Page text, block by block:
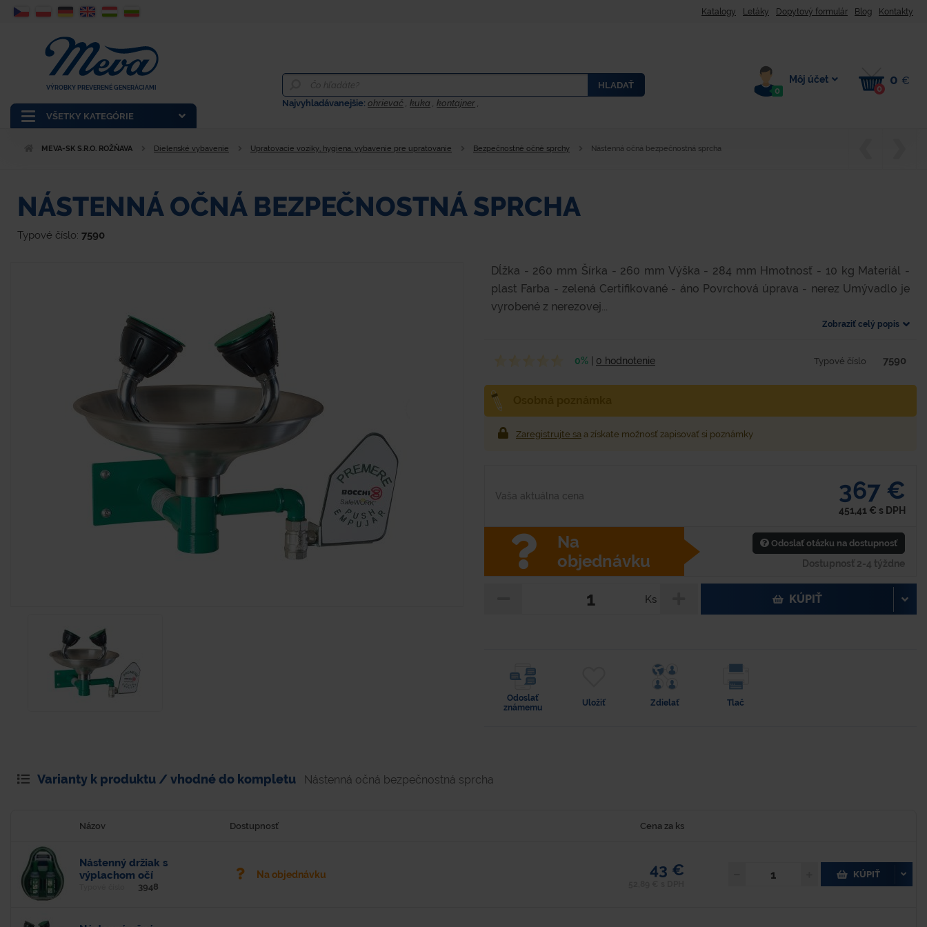
Katalogy Letáky Dopytový formulár Blog Kontakty
VŠETKY KATEGÓRIE
VÝROBKY PREVERENÉ GENERÁCIAMI
HLADAŤ
Najvyhladávanejšie:ohrievač ,kuka ,kontajner ,
0
Môj účet
0
0 €
MEVA-SK S.R.O. ROŽŇAVA Dielenské vybavenie Upratovacie vozíky, hygiena, vybavenie pre upratovanie Bezpečnostné očné sprchy Nástenná očná bezpečnostná sprcha
NÁSTENNÁ OČNÁ BEZPEČNOSTNÁ SPRCHA
Typové číslo: 7590
Dĺžka - 260 mm Šírka - 260 mm Výška - 284 mm Hmotnosť - 10 kg Materiál -
plast Farba - zelená Certifikované - áno Povrchová úprava - nerez Umývadlo je
vyrobené z nerezovej...
Zobraziť celý popis
0% 0 hodnotenie Typové číslo 7590
Zaregistrujte sa a získate možnosť zapisovať si poznámky
Vaša aktuálna cena 367 €
451,41 € s DPH
Na
objednávku
Odoslať otázku na dostupnosť
Dostupnosť 2-4 týždne
Ks KÚPIŤ
Odoslať
známemu
Uložiť Zdielať Tlač
Varianty k produktu / vhodné do kompletu Nástenná očná bezpečnostná sprcha
Názov Dostupnosť Cena za ks
Nástenný držiak s
výplachom očí
3948
Na objednávku 43 € KÚPIŤ